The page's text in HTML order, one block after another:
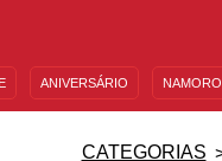
ANIVERSÁRIO NAMORO
CATEGORIAS